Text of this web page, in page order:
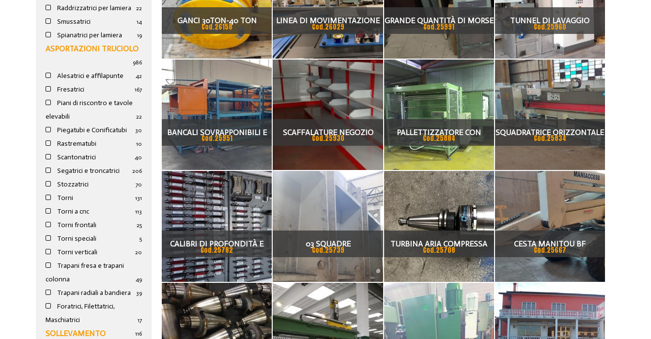
Raddrizzatrici per lamiera 22
Smussatrici 14
Spianatrici per lamiera 19
ASPORTAZIONI TRUCIOLO
986
Alesatrici e affilapunte 42
Fresatrici 167
Piani di riscontro e tavole
elevabili
22
Piegatubi e Conificatubi 30
Rastrematubi 10
Scantonatrici 40
Segatrici e troncatrici 206
Stozzatrici 70
Torni 131
Torni a cnc 113
Torni frontali 25
Torni speciali 5
Torni verticali 20
Trapani fresa e trapani
colonna
49
Trapani radiali a bandiera 39
Foratrici, Filettatrici,
Maschiatrici
17
SOLLEVAMENTO 116
GANCI 30TON-40 TON
Cod.26158
LINEA DI MOVIMENTAZIONE
PRODOTTI AD ANELLO,
MARCA PRODEL
Cod.26029
GRANDE QUANTITÀ DI MORSE
NUOVE
Cod.25991
TUNNEL DI LAVAGGIO
TECNOFIRMA
Cod.25960
BANCALI SOVRAPPONIBILI E
CASSETTIERE
Cod.25951
SCAFFALATURE NEGOZIO
Cod.25930
PALLETTIZZATORE CON
PELABILE
TERMORESTRINGENTE
Cod.25884
SQUADRATRICE ORIZZONTALE
CNC PER LEGNO E PLEXIGLASS
Cod.25834
CALIBRI DI PROFONDITÀ E
TAMPONI
Cod.25782
03 SQUADRE
Cod.25739
TURBINA ARIA COMPRESSA
ISO 40 DIN 69871
Cod.25708
CESTA MANITOU BF
Cod.25667